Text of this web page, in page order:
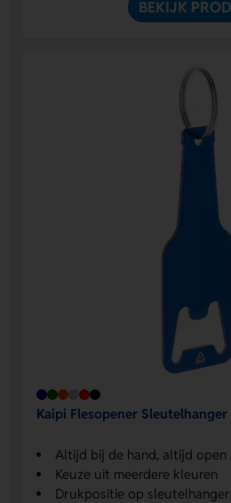
BEKIJK
Kaipi Flesopener Sleutelhanger
Altijd bij de hand, altijd open
Keuze uit meerdere kleuren
Drukpositie op sleutelhanger